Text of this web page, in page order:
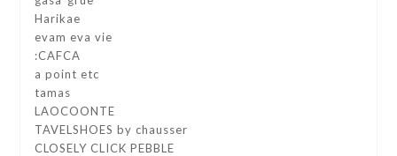
Harikae
evam eva vie
:CAFCA
a point etc
tamas
LAOCOONTE
TAVELSHOES by chausser
CLOSELY CLICK PEBBLE